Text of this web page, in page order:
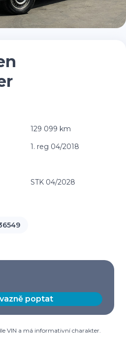
129 099 km
1. reg 04/2018
STK 04/2028
poptat
VIN a má informativní charakter.